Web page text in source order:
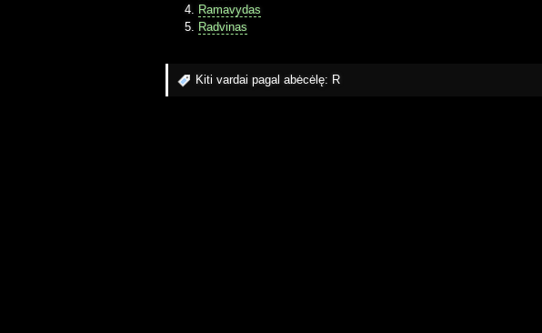
Ramavydas
Radvinas
Kiti vardai pagal abėcėlę: R